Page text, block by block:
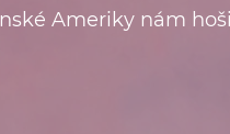
Ameriky nám